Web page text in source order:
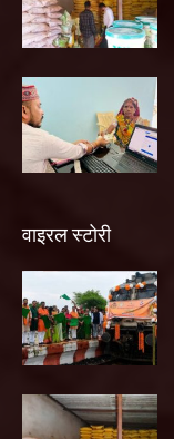
वाइरल स्टोरी